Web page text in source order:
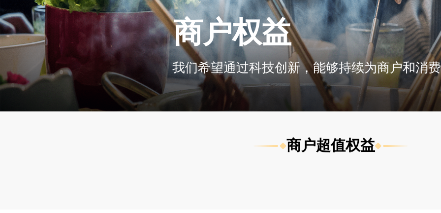
商户权益
我们希望通过科技创新，能够持续为商户和消
商户超值权益